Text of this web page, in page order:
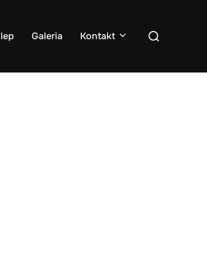
Galeria Kontakt
Search